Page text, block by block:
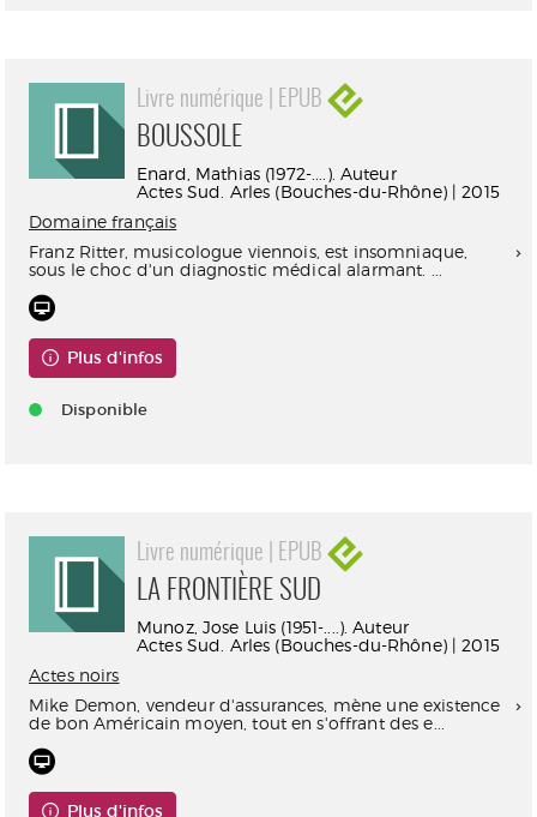
Livre numérique | EPUB
BOUSSOLE
Enard, Mathias (1972-....). Auteur
Actes Sud. Arles (Bouches-du-Rhône) | 2015
Domaine français
Franz Ritter, musicologue viennois, est insomniaque,
sous le choc d'un diagnostic médical alarmant. ...
Plus d'infos
Disponible
Livre numérique | EPUB
LA FRONTIÈRE SUD
Munoz, Jose Luis (1951-....). Auteur
Actes Sud. Arles (Bouches-du-Rhône) | 2015
Actes noirs
Mike Demon, vendeur d'assurances, mène une existence
de bon Américain moyen, tout en s'offrant des e...
Plus d'infos